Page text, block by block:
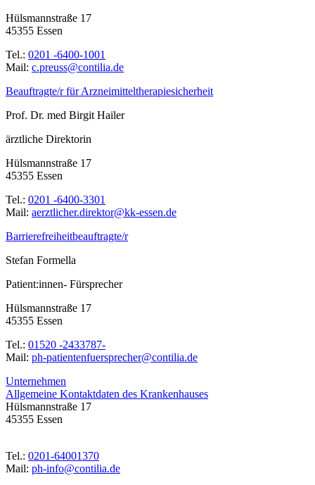
Hülsmannstraße 17
45355 Essen
Tel.: 0201 -6400-1001
Mail: ed.ailitnoc@ssuerp.c
Beauftragte/r für Arzneimitteltherapiesicherheit
Prof. Dr. med Birgit Hailer
ärztliche Direktorin
Hülsmannstraße 17
45355 Essen
Tel.: 0201 -6400-3301
Mail: ed.nesse-kk@rotkerid.rehciltzrea
Barrierefreiheitbeauftragte/r
Stefan Formella
Patient:innen- Fürsprecher
Hülsmannstraße 17
45355 Essen
Tel.: 01520 -2433787-
Mail: ed.ailitnoc@rehcerpsreufnetneitap-hp
Unternehmen
Allgemeine Kontaktdaten des Krankenhauses
Hülsmannstraße 17
45355 Essen
Tel.: 0201-64001370
Mail: ed.ailitnoc@ofni-hp